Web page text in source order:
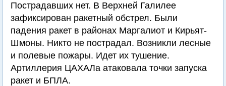
Пострадавших нет. В Верхней Галилее
зафиксирован ракетный обстрел. Были
падения ракет в районах Маргалиот и Кирьят-
Шмоны. Никто не пострадал. Возникли лесные
и полевые пожары. Идет их тушение.
Артиллерия ЦАХАЛа атаковала точки запуска
ракет и БПЛА.